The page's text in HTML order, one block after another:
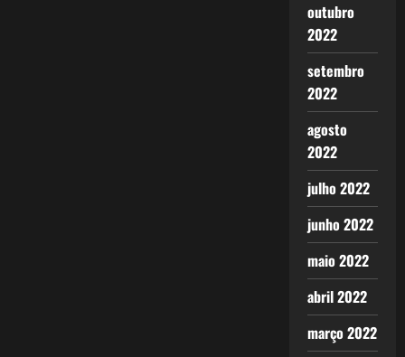
outubro
2022
setembro
2022
agosto
2022
julho 2022
junho 2022
maio 2022
abril 2022
março 2022